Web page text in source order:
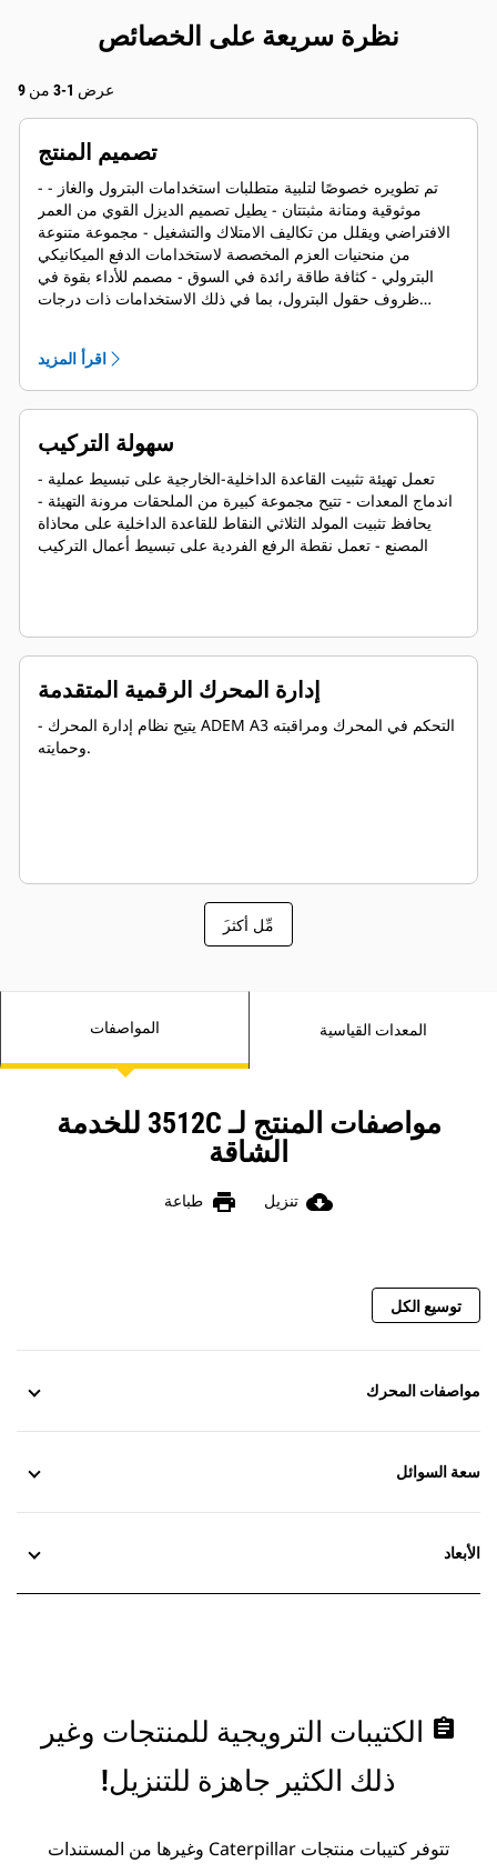
نظرة سريعة على الخصائص
عرض 1-3 من 9
تصميم المنتج
- تم تطويره خصوصًا لتلبية متطلبات استخدامات البترول والغاز -
موثوقية ومتانة مثبتتان - يطيل تصميم الديزل القوي من العمر
الافتراضي ويقلل من تكاليف الامتلاك والتشغيل - مجموعة متنوعة
من منحنيات العزم المخصصة لاستخدامات الدفع الميكانيكي
البترولي - كثافة طاقة رائدة في السوق - مصمم للأداء بقوة في
ظروف حقول البترول، بما في ذلك الاستخدامات ذات درجات
مثبت في استخدامات حقول البترول - مكونات المحرك الأساسية
مصممة بطريقة تتيح تجديدها وإعادة استخدامها عند الترميم
اقرأ المزيد
سهولة التركيب
- تعمل تهيئة تثبيت القاعدة الداخلية-الخارجية على تبسيط عملية
اندماج المعدات - تتيح مجموعة كبيرة من الملحقات مرونة التهيئة -
يحافظ تثبيت المولد الثلاثي النقاط للقاعدة الداخلية على محاذاة
المصنع - تعمل نقطة الرفع الفردية على تبسيط أعمال التركيب
إدارة المحرك الرقمية المتقدمة
- يتيح نظام إدارة المحرك ADEM A3 التحكم في المحرك ومراقبته
وحمايته.
َمِّل أكثر
المواصفات المعدات القياسية
مواصفات المنتج لـ 3512C للخدمة
الشاقة
cloud_download تنزيل print طباعة
توسيع الكل
مواصفات المحرك
سعة السوائل
الأبعاد
assignment الكتيبات الترويجية للمنتجات وغير
ذلك الكثير جاهزة للتنزيل!
تتوفر كتيبات منتجات Caterpillar وغيرها من المستندات